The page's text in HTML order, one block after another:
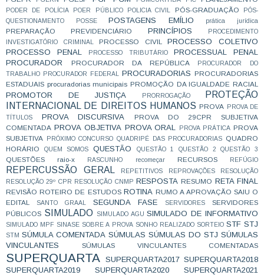
PODER DE POLÍCIA POER PÚBLICO POLICIA CIVIL PÓS-GRADUAÇÃO
PÓS-
QUESTIONAMENTO
POSSE POSTAGENS EMÍLIO prática jurídica
PREPARAÇÃO PREVIDENCIÁRIO PRINCÍPIOS
PROCEDIMENTO
INVESTIGATÓRIO CRIMINAL
PROCESSO CIVIL
PROCESSO COLETIVO
PROCESSO PENAL
PROCESSO TRIBUTÁRIO
PROCESSUAL PENAL
PROCURADOR
PROCURADOR DA REPÚBLICA
PROCURADOR DO
TRABALHO
PROCURADOR FEDERAL PROCURADORIAS PROCURADORIAS
ESTADUAIS procuradorias municipais PROMOÇÃO DA IGUALDADE RACIAL
PROMOTOR DE JUSTIÇA PRORROGAÇÃO
PROTEÇÃO
INTERNACIONAL DE DIREITOS HUMANOS PROVA
PROVA DE
TÍTULOS
PROVA DISCURSIVA
PROVA DO 29CPR SUBJETIVA
COMENTADA PROVA OBJETIVA PROVA ORAL PROVA PRÁTICA PROVA
SUBJETIVA
PRÓXIMO CONCURSO QUADRIPÉ DAS PROCURADORIAS
QUADRO
HORÁRIO
QUEM SOMOS QUESTÃO QUESTÃO 1 QUESTÃO 2 QUESTÃO 3
QUESTÕES raio-x RASCUNHO recomeçar RECURSOS REFÚGIO
REPERCUSSÃO GERAL REPETITIVOS REPROVAÇÕES
RESOLUÇÃO
RESOLUÇÃO 29º CPR
RESOLUÇÃO CNMP RESPOSTA RESUMO RETA FINAL
REVISÃO ROTEIRO DE ESTUDOS ROTINA RUMO A APROVAÇÃO SAIU O
EDITAL
SANTO GRAAL SEGUNDA FASE SERVIDORES
SERVIDORES
PÚBLICOS SIMULADO SIMULADO AGU SIMULADO DE INFORMATIVO
SIMULADO MPF SINASE SOBRE A PROVA SONHO REALIZADO SORTEIO STF STJ
STM SÚMULA COMENTADA SÚMULAS SÚMULAS DO STJ SÚMULAS
VINCULANTES
SÚMULAS VINCULANTES COMENTADAS
SUPERQUARTA SUPERQUARTA2017 SUPERQUARTA2018
SUPERQUARTA2019
SUPERQUARTA2020
SUPERQUARTA2021